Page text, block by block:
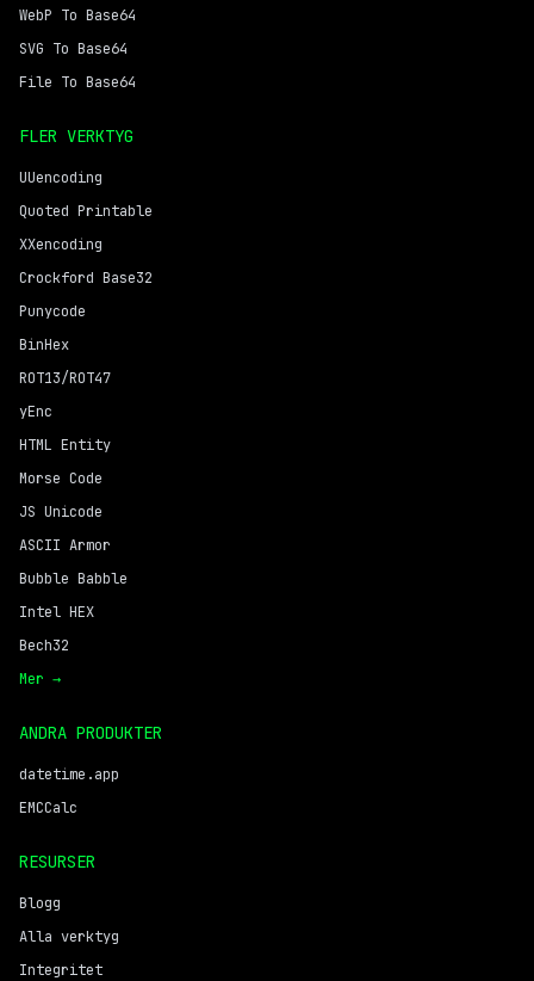
WebP To Base64
SVG To Base64
File To Base64
FLER VERKTYG
UUencoding
Quoted Printable
XXencoding
Crockford Base32
Punycode
BinHex
ROT13/ROT47
yEnc
HTML Entity
Morse Code
JS Unicode
ASCII Armor
Bubble Babble
Intel HEX
Bech32
Mer →
ANDRA PRODUKTER
datetime.app
EMCCalc
RESURSER
Blogg
Alla verktyg
Integritet